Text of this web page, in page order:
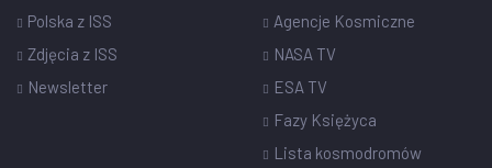
Polska z ISS
Zdjęcia z ISS
Newsletter
Agencje Kosmiczne
NASA TV
ESA TV
Fazy Księżyca
Lista kosmodromów